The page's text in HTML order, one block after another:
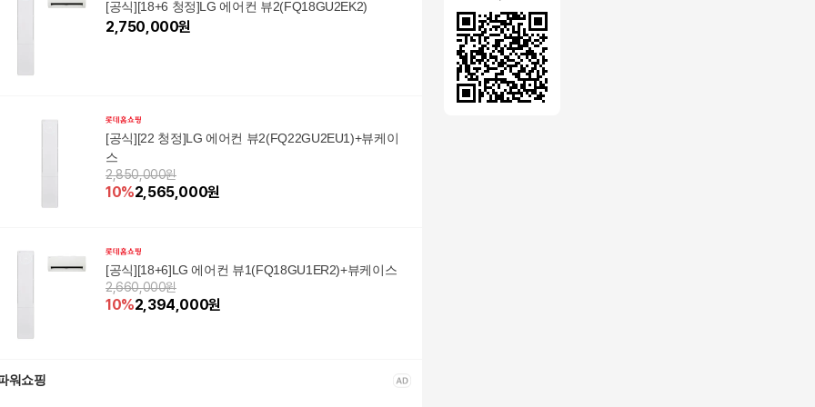
[공식][18+6 청정]LG 에어컨 뷰2(FQ18GU2EK2)
2,750,000원
[공식][22 청정]LG 에어컨 뷰2(FQ22GU2EU1)+뷰케이
스
2,850,000원
10%2,565,000원
[공식][18+6]LG 에어컨 뷰1(FQ18GU1ER2)+뷰케이스
2,660,000원
10%2,394,000원
워쇼핑